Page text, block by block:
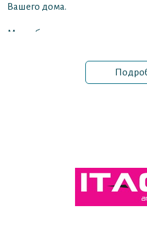
Вашего дома.
Мы работаем с самыми
керамогранита из Италии,
Сотрудники нашей компании
продажи керамической плитки
лет. Ежегодно посещают и